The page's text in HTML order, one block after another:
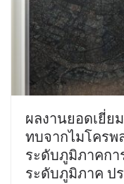
ผลงานยอดเยี่ย
ทบจากไมโครพ
ระดับภูมิภาคกา
ระดับภูมิภาค ป